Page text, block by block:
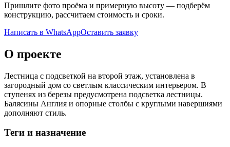
Пришлите фото проёма и примерную высоту — подберём
конструкцию, рассчитаем стоимость и сроки.
Написать в WhatsAppОставить заявку
О проекте
Лестница с подсветкой на второй этаж, установлена в
загородный дом со светлым классическим интерьером. В
ступенях из березы предусмотрена подсветка лестницы.
Балясины Англия и опорные столбы с круглыми навершиями
дополняют стиль.
Теги и назначение